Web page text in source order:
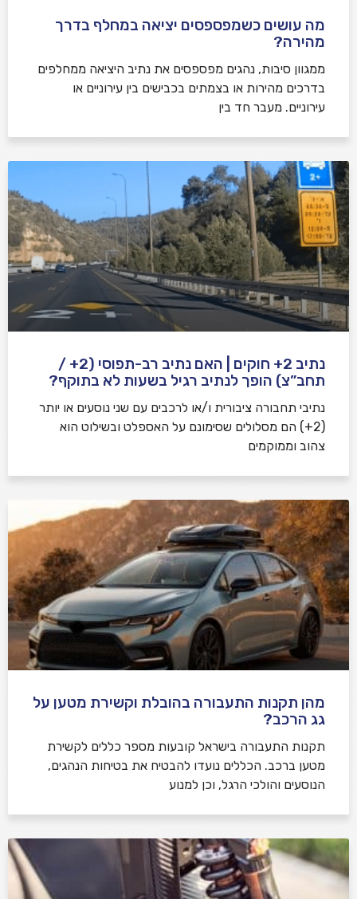
מה עושים כשמפספסים יציאה במחלף בדרך
מהירה?
ממגוון סיבות, נהגים מפספסים את נתיב היציאה ממחלפים
בדרכים מהירות או בצמתים בכבישים בין עירוניים או
עירוניים. מעבר חד בין
נתיב 2+ חוקים | האם נתיב רב-תפוסי (2+ /
תחב”צ) הופך לנתיב רגיל בשעות לא בתוקף?
נתיבי תחבורה ציבורית ו/או לרכבים עם שני נוסעים או יותר
(2+) הם מסלולים שסימונם על האספלט ובשילוט הוא
צהוב וממוקמים
מהן תקנות התעבורה בהובלת וקשירת מטען על
גג הרכב?
תקנות התעבורה בישראל קובעות מספר כללים לקשירת
מטען ברכב. הכללים נועדו להבטיח את בטיחות הנהגים,
הנוסעים והולכי הרגל, וכן למנוע